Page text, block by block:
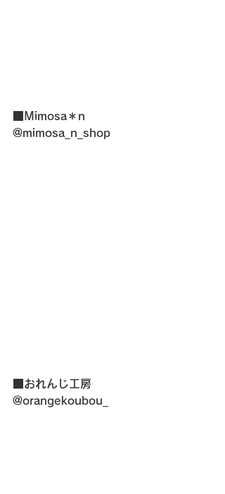
■Mimosa＊n
@mimosa_n_shop
■おれんじ工房
@orangekoubou_